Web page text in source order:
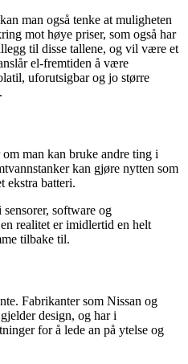
man også tenke at muligheten
mot høye priser, som også har
til disse tallene, og vil være et
el-fremtiden å være
uforutsigbar og jo større
man kan bruke andre ting i
kan gjøre nytten som
ekstra batteri.
software og
realitet er imidlertid en helt
tilbake til.
Fabrikanter som Nissan og
design, og har i
for å lede an på ytelse og